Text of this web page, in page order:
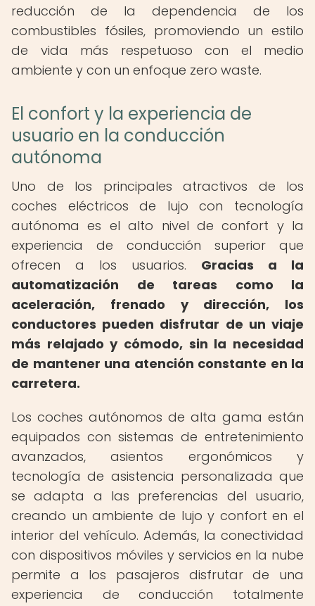
reducción de la dependencia de los
combustibles fósiles, promoviendo un estilo
de vida más respetuoso con el medio
ambiente y con un enfoque zero waste.
El confort y la experiencia de
usuario en la conducción
autónoma
Uno de los principales atractivos de los
coches eléctricos de lujo con tecnología
autónoma es el alto nivel de confort y la
experiencia de conducción superior que
ofrecen a los usuarios. Gracias a la
automatización de tareas como la
aceleración, frenado y dirección, los
conductores pueden disfrutar de un viaje
más relajado y cómodo, sin la necesidad
de mantener una atención constante en la
carretera.
Los coches autónomos de alta gama están
equipados con sistemas de entretenimiento
avanzados, asientos ergonómicos y
tecnología de asistencia personalizada que
se adapta a las preferencias del usuario,
creando un ambiente de lujo y confort en el
interior del vehículo. Además, la conectividad
con dispositivos móviles y servicios en la nube
permite a los pasajeros disfrutar de una
experiencia de conducción totalmente